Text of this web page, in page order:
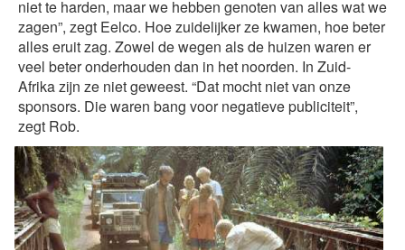
niet te harden, maar we hebben genoten van alles wat we
zagen”, zegt Eelco. Hoe zuidelijker ze kwamen, hoe beter
alles eruit zag. Zowel de wegen als de huizen waren er
veel beter onderhouden dan in het noorden. In Zuid-
Afrika zijn ze niet geweest. “Dat mocht niet van onze
sponsors. Die waren bang voor negatieve publiciteit”,
zegt Rob.